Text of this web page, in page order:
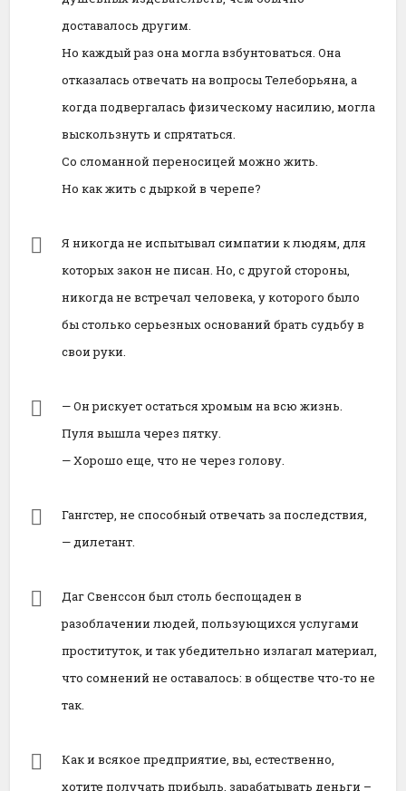
доставалось другим.
Но каждый раз она могла взбунтоваться. Она
отказалась отвечать на вопросы Телеборьяна, а
когда подвергалась физическому насилию, могла
выскользнуть и спрятаться.
Со сломанной переносицей можно жить.
Но как жить с дыркой в черепе?
Я никогда не испытывал симпатии к людям, для
которых закон не писан. Но, с другой стороны,
никогда не встречал человека, у которого было
бы столько серьезных оснований брать судьбу в
свои руки.
— Он рискует остаться хромым на всю жизнь.
Пуля вышла через пятку.
— Хорошо еще, что не через голову.
Гангстер, не способный отвечать за последствия,
— дилетант.
Даг Свенссон был столь беспощаден в
разоблачении людей, пользующихся услугами
проституток, и так убедительно излагал материал,
что сомнений не оставалось: в обществе что-то не
так.
Как и всякое предприятие, вы, естественно,
хотите получать прибыль, зарабатывать деньги –